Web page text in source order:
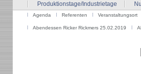
Produktionstage/Industrietage
Agenda Referenten Veranstaltungsort
Abendessen Ricker Rickmers 25.02.2019